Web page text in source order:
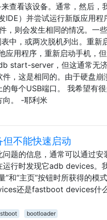
查看该设备。通常，然后
IDE）并尝试运行新版应用
，则会发生相同的情况。一
中，或两次脱机列出。重
应用程序，重新启动手机，
start-server，但这通常无
，这是相同的。由于硬盘
每个USB端口。 我希望有
向。 -耶利米
不能快速启动
题的信息，通常可以通过
运行时发现它adb devices
”和“主页”按钮时所获得的
还是fastboot devices什
bootloader